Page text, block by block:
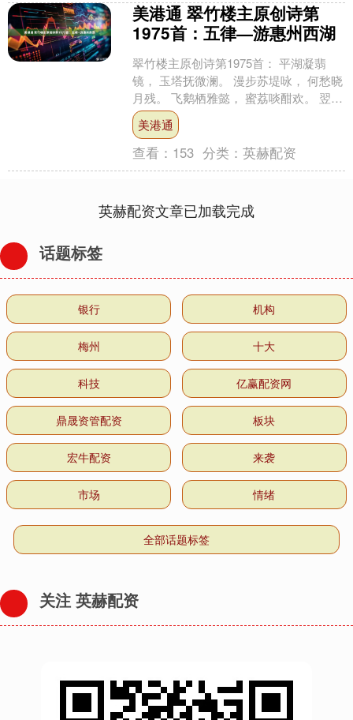
美港通 翠竹楼主原创诗第
1975首：五律—游惠州西湖
翠竹楼主原创诗第1975首： 平湖凝翡
镜， 玉塔抚微澜。 漫步苏堤咏， 何愁晓
月残。 飞鹅栖雅懿， 蜜荔啖酣欢。 翌日
林庐隐， 长居暮岁安。 作《游惠州西
湖》首....
美港通
查看： 153 分类：英赫配资
英赫配资文章已加载完成
话题标签
银行 机构
梅州 十大
科技 亿赢配资网
鼎晟资管配资 板块
宏牛配资 来袭
市场 情绪
全部话题标签
关注 英赫配资